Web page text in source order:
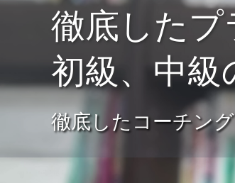
徹底した
初級、中級
徹底したコーチン